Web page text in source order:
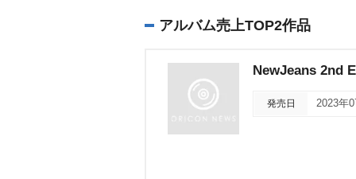
アルバム売上TOP2作品
NewJeans 2nd
発売日 2023年